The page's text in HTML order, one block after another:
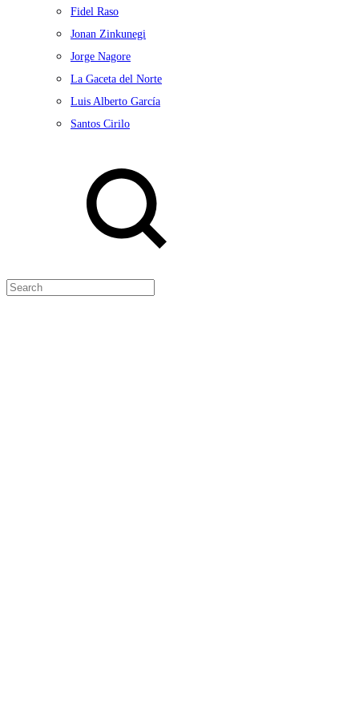
Fidel Raso
Jonan Zinkunegi
Jorge Nagore
La Gaceta del Norte
Luis Alberto García
Santos Cirilo